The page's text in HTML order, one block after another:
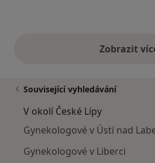
Zobrazitvýše
Související vyhledávání
V okolí České Lípy
Gynekologové v Ústí nad
Gynekologové v Liberci